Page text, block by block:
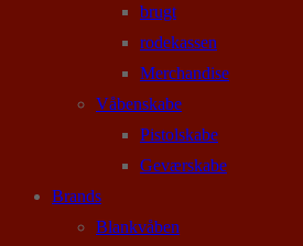
brugt
rodekassen
Merchandise
Våbenskabe
Pistolskabe
Geværskabe
Brands
Blankvåben